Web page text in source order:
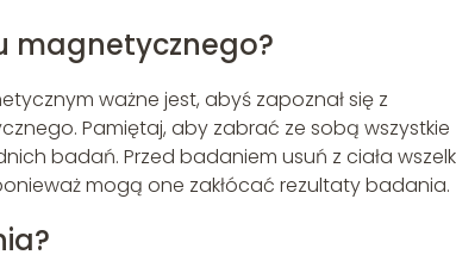
magnetycznego?
ważne jest, abyś zapoznał się z
Pamiętaj, aby zabrać ze sobą wszystkie
badań. Przed badaniem usuń z ciała
mogą one zakłócać rezultaty badania.